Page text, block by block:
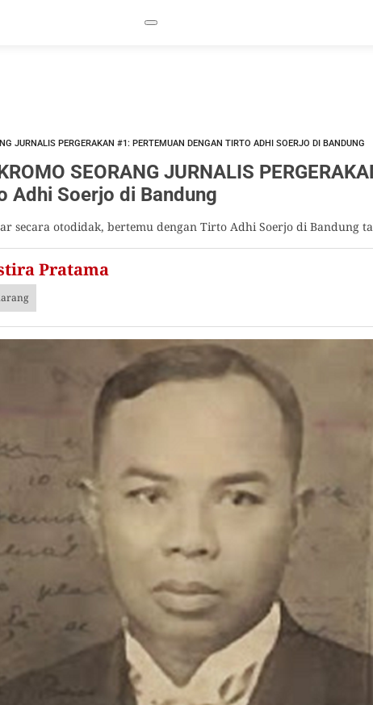
JURNALIS PERGERAKAN #1: PERTEMUAN DENGAN TIRTO ADHI SOERJO DI BANDUNG
SEORANG JURNALIS
Adhi Soerjo di Bandung
secara otodidak, bertemu dengan Tirto Adhi Soerjo di Bandung
Pratama